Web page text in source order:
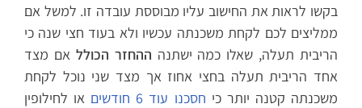
בקשו לראות את החישוב עליו מבוססת עובדה זו. למשל אם
ממליצים לכם לקחת משכנתה עכשיו ולא בעוד חצי שנה כי
הריבית תעלה, שאלו כמה ישתנה ההחזר הכולל אם מצד
אחד הריבית תעלה בחצי אחוז אך מצד שני נוכל לקחת
משכנתה קטנה יותר כי חסכנו עוד 6 חודשים
או לחילופין